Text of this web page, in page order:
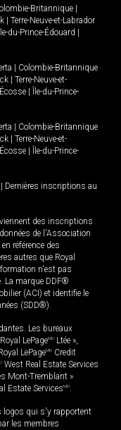
Britannique
Terre-Neuve-et-Labrador
Île-du-Prince-Édouard
Colombie-Britannique
Terre-Neuve-et-
Île-du-Prince-
Colombie-Britannique
Terre-Neuve-et-
Île-du-Prince-
Dernières inscriptions au
des inscriptions
de l'Association
référence des
autres que Royal
n'est pas
La marque DDF®
(ACI) et identifie le
(SDD®).
Les bureaux
LePageMD Ltée »,
LePageMD Credit
West Real Estate Services
Mont-Tremblant »
Estate ServicesMD.
logos qui s'y rapportent
les membres